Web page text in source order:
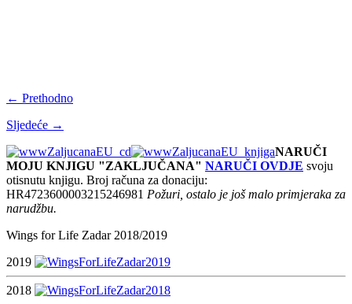
← Prethodno
Sljedeće →
NARUČI
MOJU KNJIGU "ZAKLJUČANA" NARUČI OVDJE svoju
otisnutu knjigu. Broj računa za donaciju:
HR4723600003215246981 Požuri, ostalo je još malo primjeraka za
narudžbu.
Wings for Life Zadar 2018/2019
2019
2018